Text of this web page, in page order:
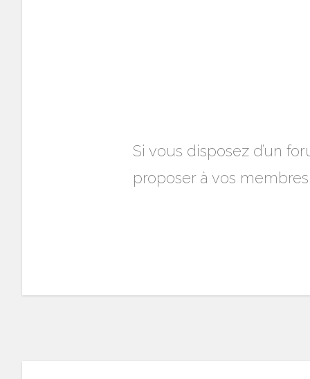
Si vous disposez d’un
proposer à vos membres